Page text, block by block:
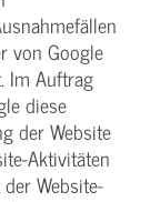
von Google
Im Auftrag
diese
der Website
Aktivitäten
Website-